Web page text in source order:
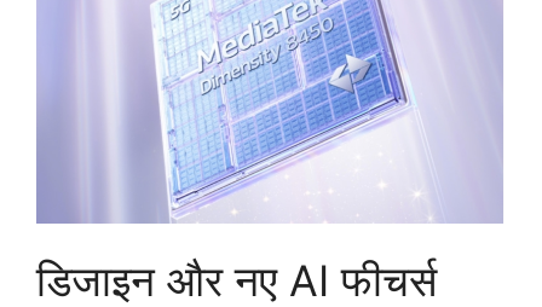
डिजाइन और नए AI फीचर्स